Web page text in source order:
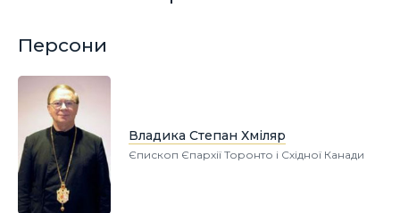
Персони
Владика Степан Хміляр
Єпископ Єпархії Торонто і Східної Канади